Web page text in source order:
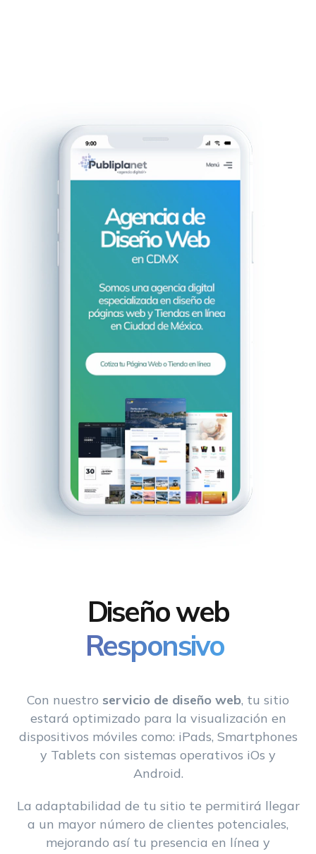
Diseño web
Responsivo
Con nuestro servicio de diseño web, tu sitio
estará optimizado para la visualización en
dispositivos móviles como: iPads, Smartphones
y Tablets con sistemas operativos iOs y
Android.
La adaptabilidad de tu sitio te permitirá llegar
a un mayor número de clientes potenciales,
mejorando así tu presencia en línea y